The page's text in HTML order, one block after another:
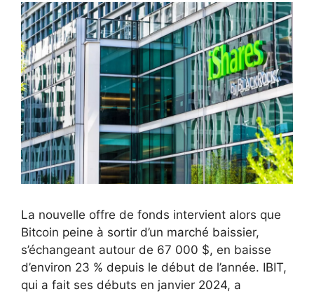
La nouvelle offre de fonds intervient alors que
Bitcoin peine à sortir d’un marché baissier,
s’échangeant autour de 67 000 $, en baisse
d’environ 23 % depuis le début de l’année. IBIT,
qui a fait ses débuts en janvier 2024, a